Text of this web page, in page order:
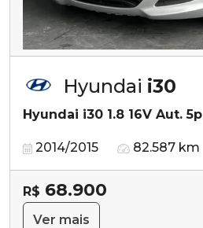
Hyundai i30
Hyundai i30 1.8 16V Aut. 5p
2014/2015 82.587 km
R$ 68.900
Ver mais